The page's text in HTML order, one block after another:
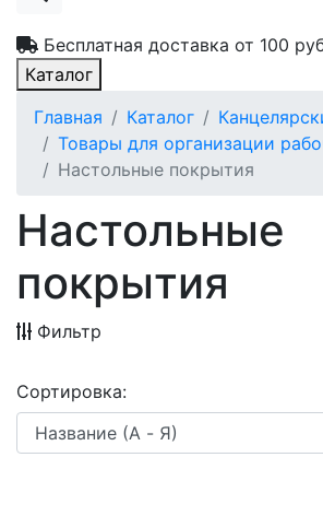
Бесплатная доставка от 100
Каталог
Главная
Каталог
Товары для организации
Настольные покрытия
Настольные
покрытия
Фильтр
Сортировка: